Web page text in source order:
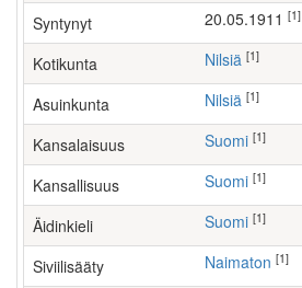
Syntynyt 20.05.1911 [1]
Kotikunta Nilsiä [1]
Asuinkunta Nilsiä [1]
Kansalaisuus Suomi [1]
Kansallisuus Suomi [1]
Äidinkieli Suomi [1]
Siviilisääty Naimaton [1]